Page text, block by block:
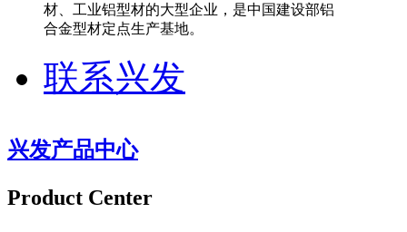
材、工业铝型材的大型企业，是中国建设部铝
合金型材定点生产基地。
联系兴发
兴发产品中心
Product Center